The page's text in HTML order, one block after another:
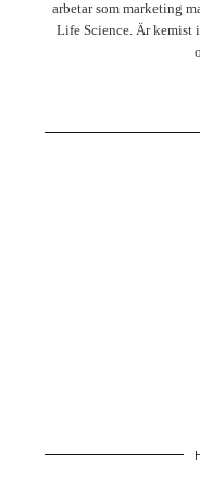
arbetar som marketing
Life Science. Är kemist